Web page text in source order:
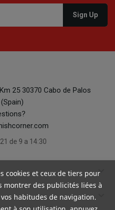
25 30370 Cabo de Palos
de 9 a 14:30
keyboard_arrow_down
keyboard_arrow_down
cookies et ceux de tiers pour
montrer des publicités liées à
habitudes de navigation.